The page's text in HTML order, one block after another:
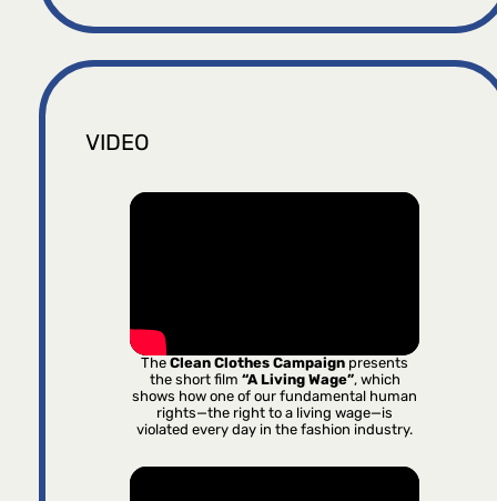
VIDEO
TheClean Clothes Campaign presents
the short film “A Living Wage”, which
shows how one of our fundamental human
rights—the right to a living wage—is
violated every day in the fashion industry.